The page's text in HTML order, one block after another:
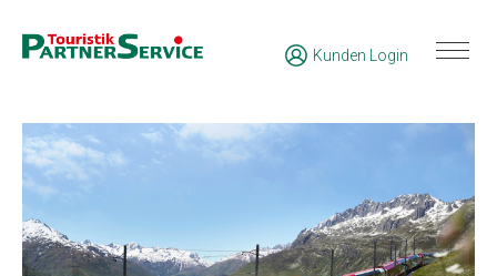
Kunden Login